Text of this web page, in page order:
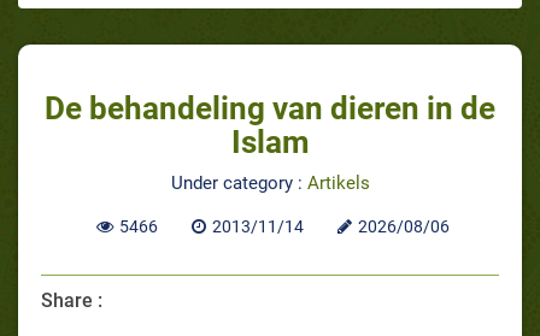
De behandeling van dieren in de
Islam
Under category : Artikels
5466 2013/11/14 2026/08/06
Share :